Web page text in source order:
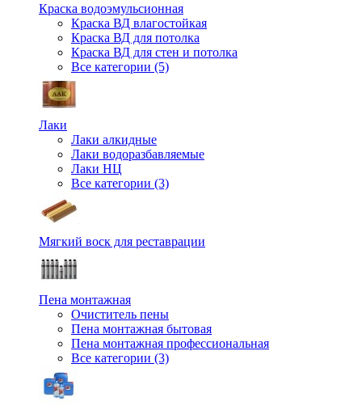
Краска водоэмульсионная
Краска ВД влагостойкая
Краска ВД для потолка
Краска ВД для стен и потолка
Все категории (5)
Лаки
Лаки алкидные
Лаки водоразбавляемые
Лаки НЦ
Все категории (3)
Мягкий воск для реставрации
Пена монтажная
Очиститель пены
Пена монтажная бытовая
Пена монтажная профессиональная
Все категории (3)